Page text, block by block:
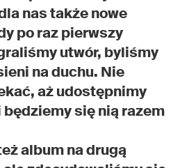
nas także nowe
po raz pierwszy
utwór, byliśmy
na duchu. Nie
aż udostępnimy
się nią razem
album na drugą